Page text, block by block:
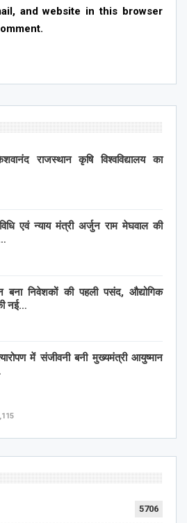
and website in this browser
राजस्थान कृषि विश्वविद्यालय का
एवं न्याय मंत्री अर्जुन राम मेघवाल की
बना निवेशकों की पहली पसंद, औद्योगिक
नई…
में संजीवनी बनी मुख्यमंत्री आयुष्मान
5706